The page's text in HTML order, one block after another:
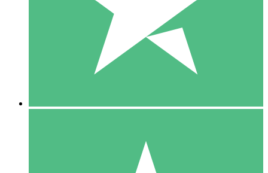
1 Nedladdningar
10 00
10 Nedladdningar
20 00